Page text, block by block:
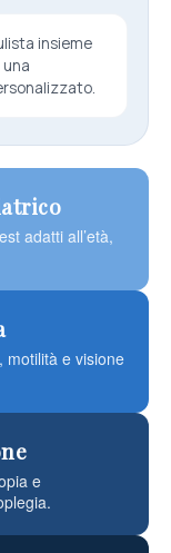
insieme
adatti all’età,
motilità e visione
e